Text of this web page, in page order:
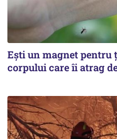
Ești un magnet pentru
corpului care îi atrag